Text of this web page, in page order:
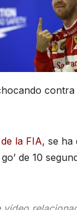
contra
la FIA, se ha
de 10